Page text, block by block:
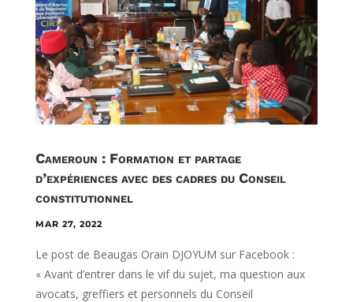
Cameroun : Formation et partage
d’expériences avec des cadres du Conseil
constitutionnel
MAR 27, 2022
Le post de Beaugas Orain DJOYUM sur Facebook :
« Avant d’entrer dans le vif du sujet, ma question aux
avocats, greffiers et personnels du Conseil